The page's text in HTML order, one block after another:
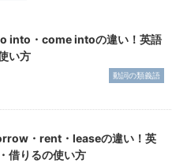
into・come intoの違い！英語
い方
動詞の類義語
・rent・leaseの違い！英
借りるの使い方